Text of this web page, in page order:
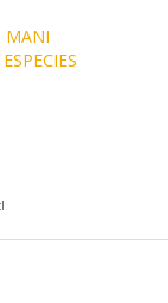
MANI